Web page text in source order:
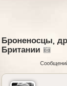
Броненосцы,
Британии